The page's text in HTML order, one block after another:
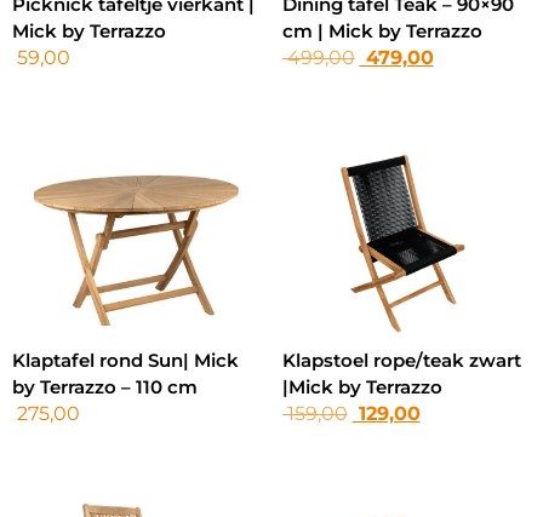
Mick by Terrazzo
59,00
cm | Mick by Terrazzo
499,00 479,00
Klaptafel rond Sun| Mick
by Terrazzo – 110 cm
275,00
Klapstoel rope/teak zwart
|Mick by Terrazzo
159,00 129,00